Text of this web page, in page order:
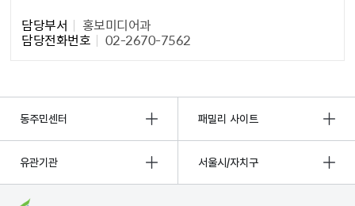
담당부서 홍보미디어과
담당전화번호 02-2670-7562
동주민센터 패밀리 사이트
유관기관 서울시/자치구